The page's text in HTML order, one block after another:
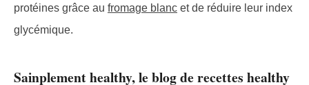
protéines grâce au fromage blanc et de réduire leur index
glycémique.
Sainplement healthy, le blog de recettes healthy